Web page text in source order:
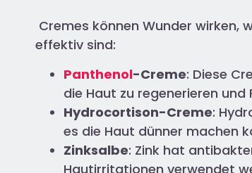
Cremes können Wunder wirken,
effektiv sind:
Panthenol-Creme: Diese
die Haut zu regenerieren
Hydrocortison-Creme:
es die Haut dünner machen
Zinksalbe: Zink hat
Hautirritationen verwendet